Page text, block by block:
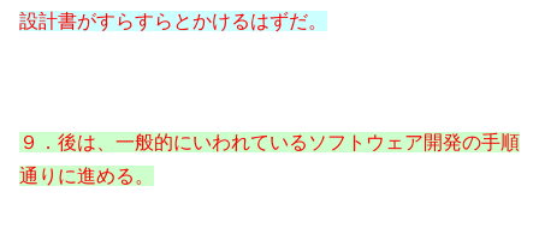
設計書がすらすらとかけるはずだ。
９．後は、一般的にいわれているソフトウェア開発の手順
通りに進める。